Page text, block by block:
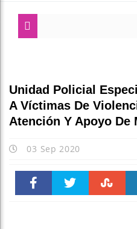
Unidad Policial
A Víctimas De
Atención Y Apoyo De
03 Sep 2020